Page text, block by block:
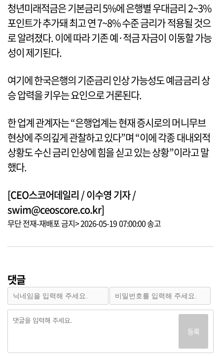
청년미래적금은 기본금리 5%에 은행별 우대금리 2~3%
포인트가 추가돼 최고 연 7~8% 수준 금리가 적용될 것으
로 알려졌다. 이에 따라 기존 예·적금 자금이 이동할 가능
성이 제기된다.
여기에 한국은행의 기준금리 인상 가능성도 예금금리 상
승 압력을 키우는 요인으로 거론된다.
한 업계 관계자는 “은행업계는 현재 증시로의 머니무브
현상에 주의깊게 관찰하고 있다”며 “이에 각종 대내외적
상황도 수신 금리 인상에 힘을 싣고 있는 상황”이라고 말
했다.
[CEO스코어데일리 / 이수영 기자 /
swim@ceoscore.co.kr]
무단 전재-재배포 금지> 2026-05-19 07:00:00 송고
댓글
등록